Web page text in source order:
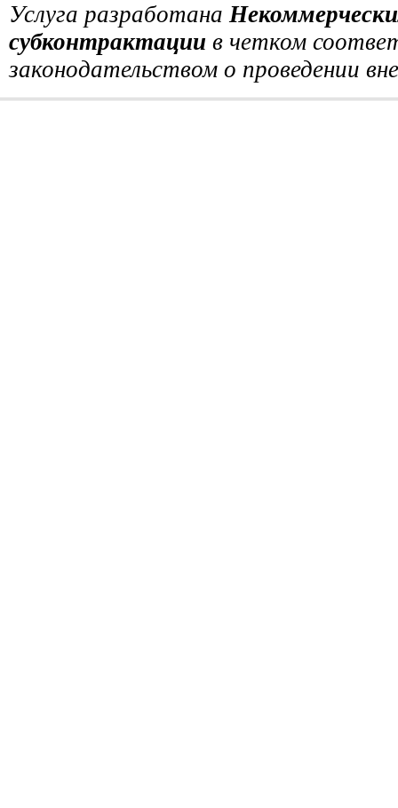
Услуга разработана
субконтрактации в четком
законодательством о проведении